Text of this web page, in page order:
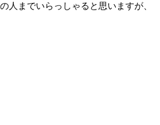
人までいらっしゃると思いますが、